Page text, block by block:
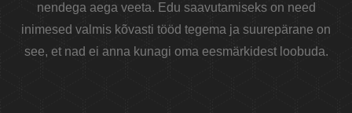
nendega aega veeta. Edu saavutamiseks on need
inimesed valmis kõvasti tööd tegema ja suurepärane on
see, et nad ei anna kunagi oma eesmärkidest loobuda.